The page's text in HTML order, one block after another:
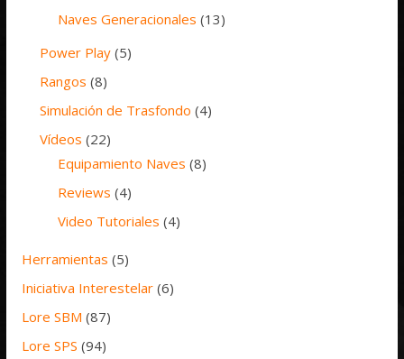
Naves Generacionales (13)
Power Play (5)
Rangos (8)
Simulación de Trasfondo (4)
Vídeos (22)
Equipamiento Naves (8)
Reviews (4)
Video Tutoriales (4)
Herramientas (5)
Iniciativa Interestelar (6)
Lore SBM (87)
Lore SPS (94)